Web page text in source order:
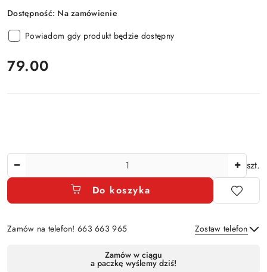
Dostępność: Na zamówienie
Powiadom gdy produkt będzie dostępny
cena:
79.00
szt.
Do koszyka
Zamów na telefon! 663 663 965 Zostaw telefon
Zamów w ciągu
a paczkę wyślemy dziś!